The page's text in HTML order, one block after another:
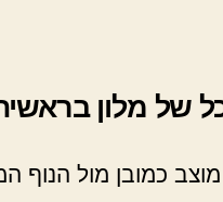
של מלון
כמובן מול הנוף